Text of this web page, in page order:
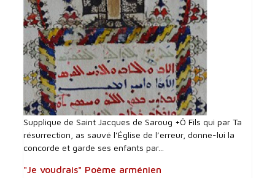
Supplique de Saint Jacques de Saroug +Ô Fils qui par Ta
résurrection, as sauvé l’Église de l’erreur, donne-lui la
concorde et garde ses enfants par...
"Je voudrais" Poème arménien